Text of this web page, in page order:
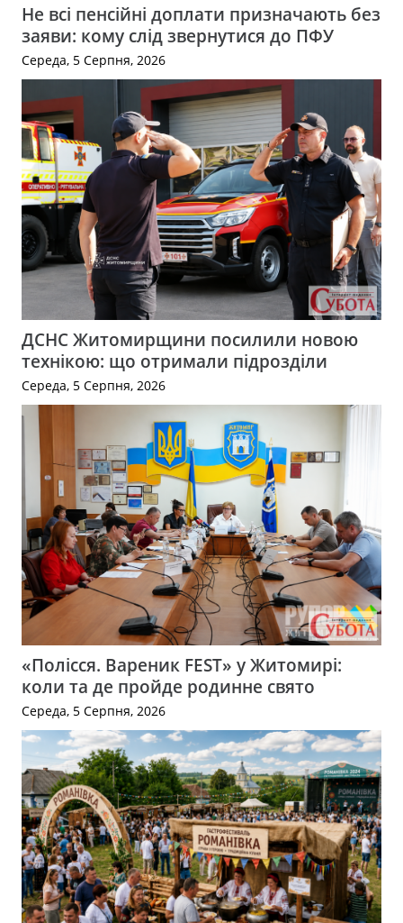
Не всі пенсійні доплати призначають без
заяви: кому слід звернутися до ПФУ
Середа, 5 Серпня, 2026
ДСНС Житомирщини посилили новою
технікою: що отримали підрозділи
Середа, 5 Серпня, 2026
«Полісся. Вареник FEST» у Житомирі:
коли та де пройде родинне свято
Середа, 5 Серпня, 2026